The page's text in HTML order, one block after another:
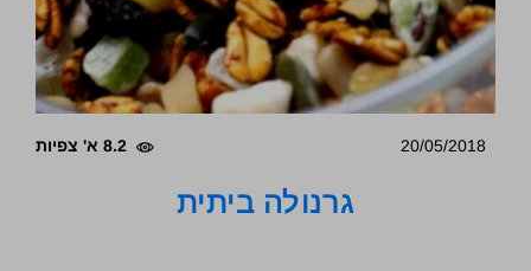
20/05/2018 8.2 א' צפיות
גרנולה ביתית